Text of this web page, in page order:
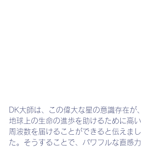
DK大師は、この偉大な星の意識存在が、
地球上の生命の進歩を助けるために高い
周波数を届けることができると伝えまし
た。そうすることで、パワフルな直感力